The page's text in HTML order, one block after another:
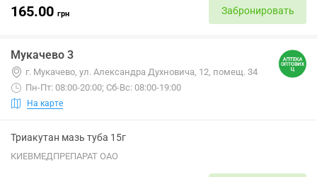
165.00 грн Забронировать
Мукачево 3
г. Мукачево, ул. Александра Духновича, 12, помещ. 34
Пн-Пт: 08:00-20:00; Сб-Вс: 08:00-19:00
На карте
Триакутан мазь туба 15г
КИЕВМЕДПРЕПАРАТ ОАО